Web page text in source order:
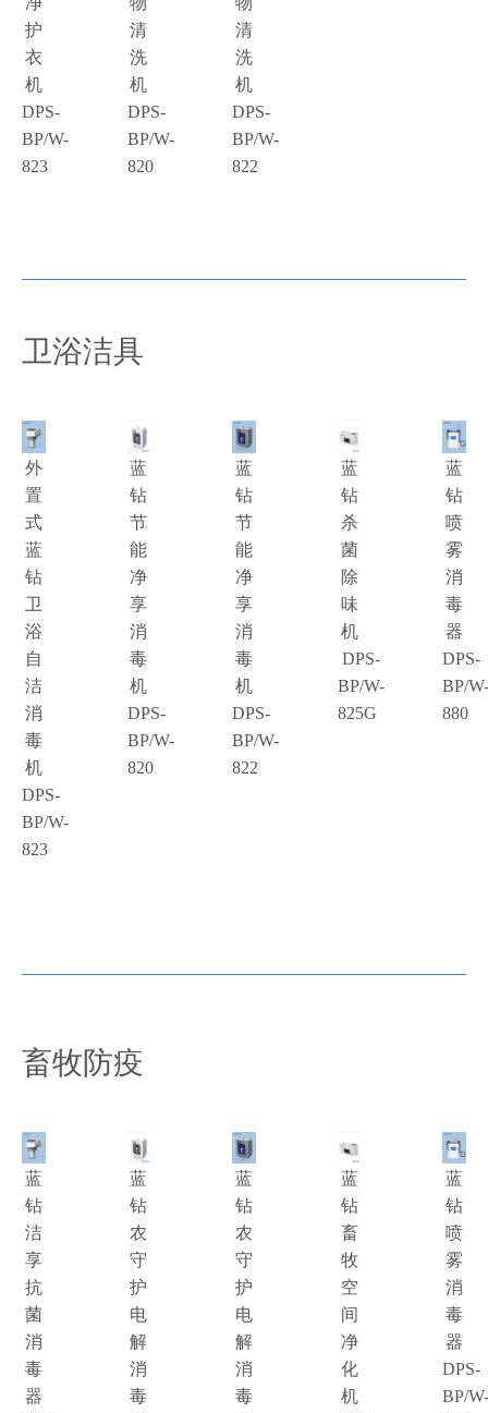
护
衣
机
DPS-
BP/W-
823
清
洗
机
DPS-
BP/W-
820
清
洗
机
DPS-
BP/W-
822
卫浴洁具
外
置
式
蓝
钻
卫
浴
自
洁
消
毒
机
DPS-
BP/W-
823
蓝
钻
节
能
净
享
消
毒
机
DPS-
BP/W-
820
蓝
钻
节
能
净
享
消
毒
机
DPS-
BP/W-
822
蓝
钻
杀
菌
除
味
机
DPS-
BP/W-
825G
蓝
钻
喷
雾
消
毒
器
DPS-
BP/
880
畜牧防疫
蓝
钻
洁
享
抗
菌
消
毒
器
蓝
钻
农
守
护
电
解
消
毒
蓝
钻
农
守
护
电
解
消
毒
蓝
钻
畜
牧
空
间
净
化
机
蓝
钻
喷
雾
消
毒
器
DPS-
BP/